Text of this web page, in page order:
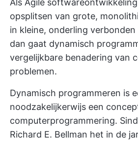
Als Agile
opsplitsen van grote,
in kleine, onderling
dan gaat dynamisch
vergelijkbare benadering van
problemen.
Dynamisch programmeren is
noodzakelijkerwijs een
computerprogrammering.
Richard E. Bellman het in de